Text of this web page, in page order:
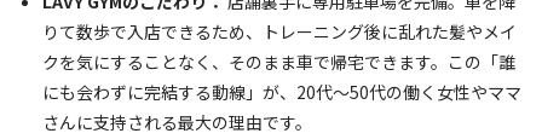
りて数歩で入店できるため、トレーニング後に乱れた髪やメイ
クを気にすることなく、そのまま車で帰宅できます。この「誰
にも会わずに完結する動線」が、20代〜50代の働く女性やママ
さんに支持される最大の理由です。